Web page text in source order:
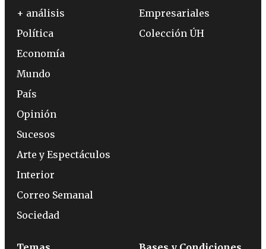
+ análisis
Política
Economía
Mundo
País
Opinión
Sucesos
Arte y Espectáculos
Interior
Correo Semanal
Sociedad
Empresariales
Colección ÚH